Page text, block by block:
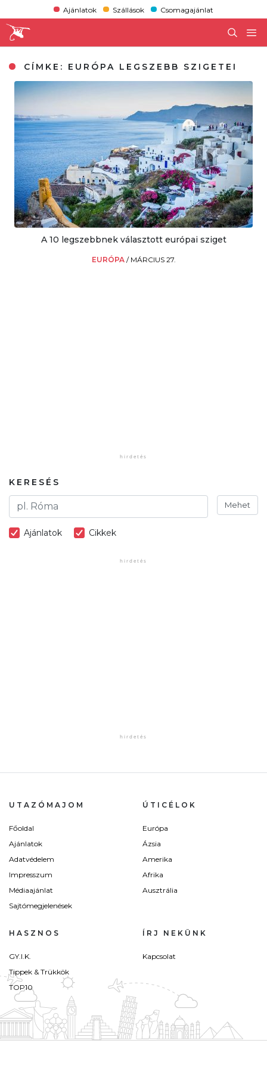
Ajánlatok Szállások Csomagajánlat
CÍMKE: EURÓPA LEGSZEBB SZIGETEI
A 10 legszebbnek választott európai sziget
EURÓPA / MÁRCIUS 27.
KERESÉS
Mehet
Ajánlatok Cikkek
UTAZÓMAJOM
Főoldal
Ajánlatok
Adatvédelem
Impresszum
Médiaajánlat
Sajtómegjelenések
ÚTICÉLOK
Európa
Ázsia
Amerika
Afrika
Ausztrália
HASZNOS
GY.I.K.
Tippek & Trükkök
TOP10
ÍRJ NEKÜNK
Kapcsolat